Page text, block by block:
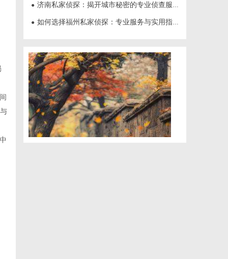
● 济南私家侦探：揭开城市秘密的专业侦查服务
● 如何选择福州私家侦探：专业服务与实用指南详解